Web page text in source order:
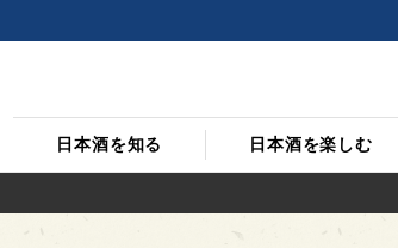
日本酒を知る 日本酒を楽しむ